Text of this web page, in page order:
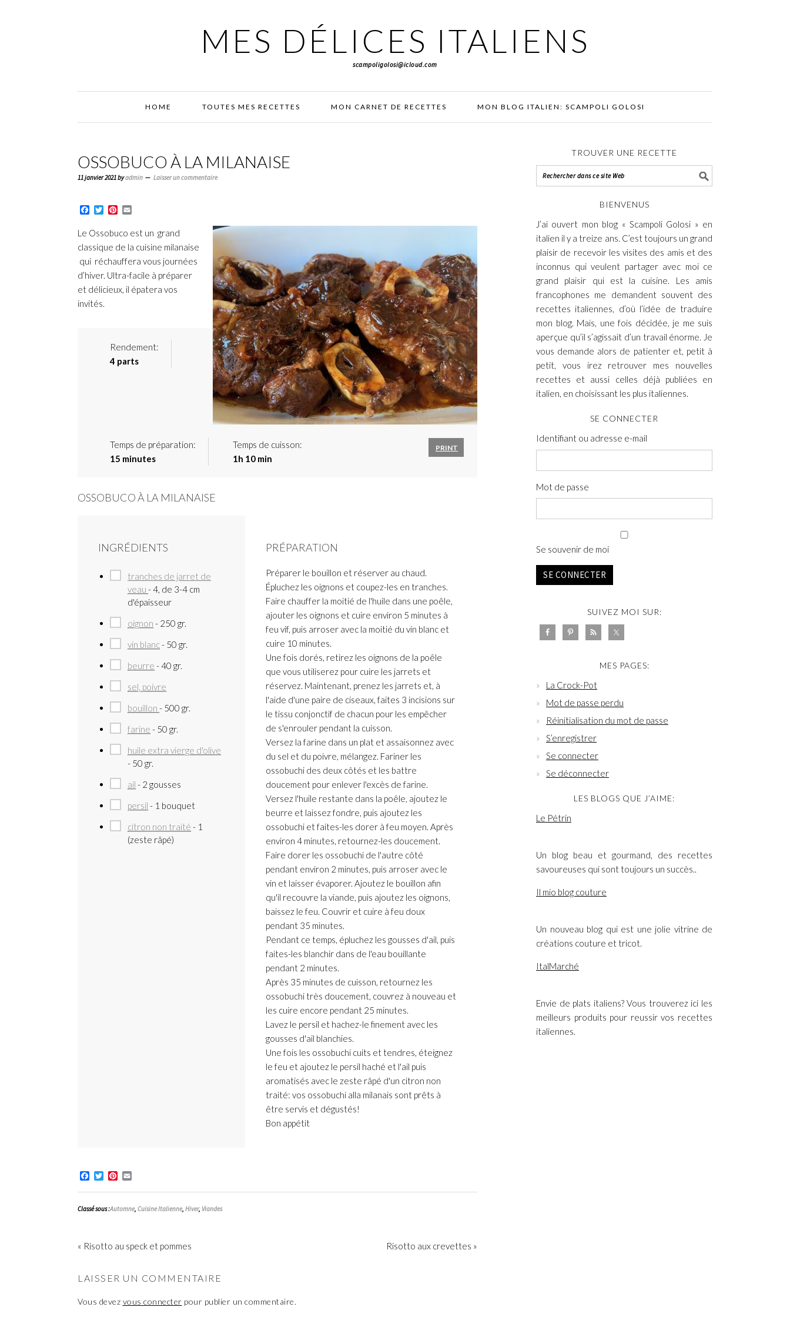
MES DÉLICES ITALIENS
scampoligolosi@icloud.com
HOME TOUTES MES RECETTES MON CARNET DE RECETTES MON BLOG ITALIEN: SCAMPOLI GOLOSI
OSSOBUCO À LA MILANAISE
11 janvier 2021byadmin Laisser un commentaire
Facebook
TwitterPinterest
Le Ossobuco est un grand
classique de la cuisine milanaise
qui réchauffera vous journées
d’hiver. Ultra-facile à préparer
et délicieux, il épatera vos
invités.
Rendement:
4 parts
Temps de préparation:
15 minutes
Temps de cuisson:
1h 10 min
PRINT
OSSOBUCO À LA MILANAISE
INGRÉDIENTS
tranches de jarret de
veau - 4, de 3-4 cm
d'épaisseur
oignon - 250 gr.
vin blanc- 50 gr.
beurre - 40 gr.
sel, poivre
bouillon - 500 gr.
farine - 50 gr.
huile extra vierge d'olive
- 50 gr.
ail - 2 gousses
persil - 1 bouquet
citron non traité - 1
(zeste râpé)
PRÉPARATION
Préparer le bouillon et réserver au chaud.
Épluchez les oignons et coupez-les en tranches.
Faire chauffer la moitié de l'huile dans une poêle,
ajouter les oignons et cuire environ 5 minutes à
feu vif, puis arroser avec la moitié du vin blanc et
cuire 10 minutes.
Une fois dorés, retirez les oignons de la poêle
que vous utiliserez pour cuire les jarrets et
réservez. Maintenant, prenez les jarrets et, à
l'aide d'une paire de ciseaux, faites 3 incisions sur
le tissu conjonctif de chacun pour les empêcher
de s'enrouler pendant la cuisson.
Versez la farine dans un plat et assaisonnez avec
du sel et du poivre, mélangez. Fariner les
ossobuchi des deux côtés et les battre
doucement pour enlever l'excès de farine.
Versez l'huile restante dans la poêle, ajoutez le
beurre et laissez fondre, puis ajoutez les
ossobuchi et faites-les dorer à feu moyen. Après
environ 4 minutes, retournez-les doucement.
Faire dorer les ossobuchi de l'autre côté
pendant environ 2 minutes, puis arroser avec le
vin et laisser évaporer. Ajoutez le bouillon afin
qu'il recouvre la viande, puis ajoutez les oignons,
baissez le feu. Couvrir et cuire à feu doux
pendant 35 minutes.
Pendant ce temps, épluchez les gousses d'ail, puis
faites-les blanchir dans de l'eau bouillante
pendant 2 minutes.
Après 35 minutes de cuisson, retournez les
ossobuchi très doucement, couvrez à nouveau et
les cuire encore pendant 25 minutes.
Lavez le persil et hachez-le finement avec les
gousses d'ail blanchies.
Une fois les ossobuchi cuits et tendres, éteignez
le feu et ajoutez le persil haché et l'ail puis
aromatisés avec le zeste râpé d'un citron non
traité: vos ossobuchi alla milanais sont prêts à
être servis et dégustés!
Bon appétit
Facebook
TwitterPinterest
Classé sous :Automne, Cuisine Italienne, Hiver, Viandes
« Risotto au speck et pommes Risotto aux crevettes »
LAISSER UN COMMENTAIRE
Vous devez vous connecter pour publier un commentaire.
TROUVER UNE RECETTE
BIENVENUS
J’ai ouvert mon blog « Scampoli Golosi » en
italien il y a treize ans. C’est toujours un grand
plaisir de recevoir les visites des amis et des
inconnus qui veulent partager avec moi ce
grand plaisir qui est la cuisine. Les amis
francophones me demandent souvent des
recettes italiennes, d’où l’idée de traduire
mon blog. Mais, une fois décidée, je me suis
aperçue qu’il s’agissait d’un travail énorme. Je
vous demande alors de patienter et, petit à
petit, vous irez retrouver mes nouvelles
recettes et aussi celles déjà publiées en
italien, en choisissant les plus italiennes.
SE CONNECTER
Identifiant ou adresse e-mail
Mot de passe
Se souvenir de moi
SE CONNECTER
SUIVEZ MOI SUR:
MES PAGES:
La Crock-Pot
Mot de passe perdu
Réinitialisation du mot de passe
S’enregistrer
Se connecter
Se déconnecter
LES BLOGS QUE J’AIME:
Le Pétrin
Un blog beau et gourmand, des recettes
savoureuses qui sont toujours un succès..
Il mio blog couture
Un nouveau blog qui est une jolie vitrine de
créations couture et tricot.
ItalMarché
Envie de plats italiens? Vous trouverez ici les
meilleurs produits pour reussir vos recettes
italiennes.